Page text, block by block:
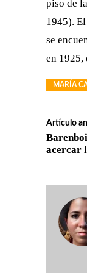
piso de
1945).
se
en 1925,
MARÍA
Artículo
acercar